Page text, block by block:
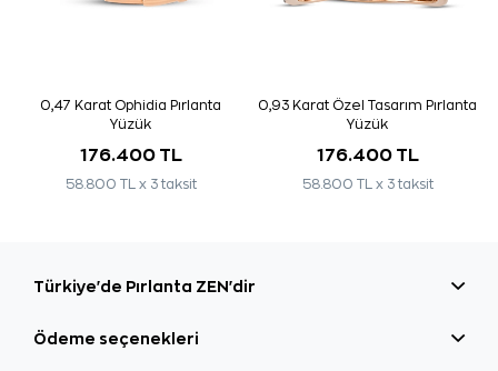
0,47 Karat Ophidia Pırlanta
Yüzük
176.400 TL
58.800 TL x 3 taksit
0,93 Karat Özel Tasarım Pırlanta
Yüzük
176.400 TL
58.800 TL x 3 taksit
Türkiye'de Pırlanta ZEN'dir
Ödeme seçenekleri